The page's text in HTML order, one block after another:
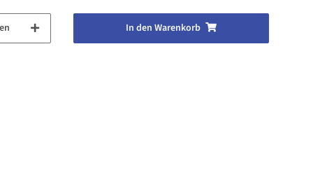
In den Warenkorb